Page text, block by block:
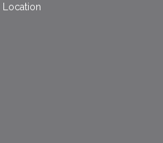
Location